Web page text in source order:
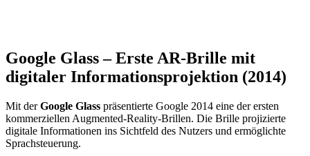
Google Glass – Erste AR-Brille mit
digitaler Informationsprojektion (2014)
Mit derGoogle Glass präsentierte Google 2014 eine der ersten
kommerziellen Augmented-Reality-Brillen. Die Brille projizierte
digitale Informationen ins Sichtfeld des Nutzers und ermöglichte
Sprachsteuerung.